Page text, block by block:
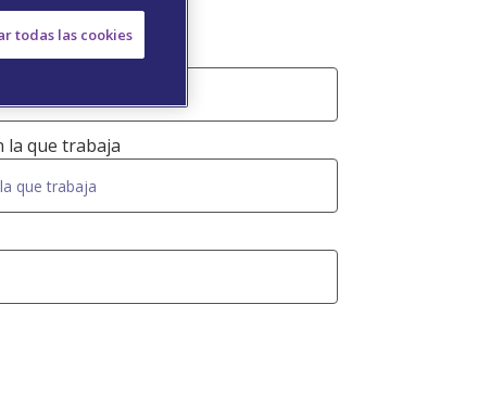
la que trabaja
todas las cookies